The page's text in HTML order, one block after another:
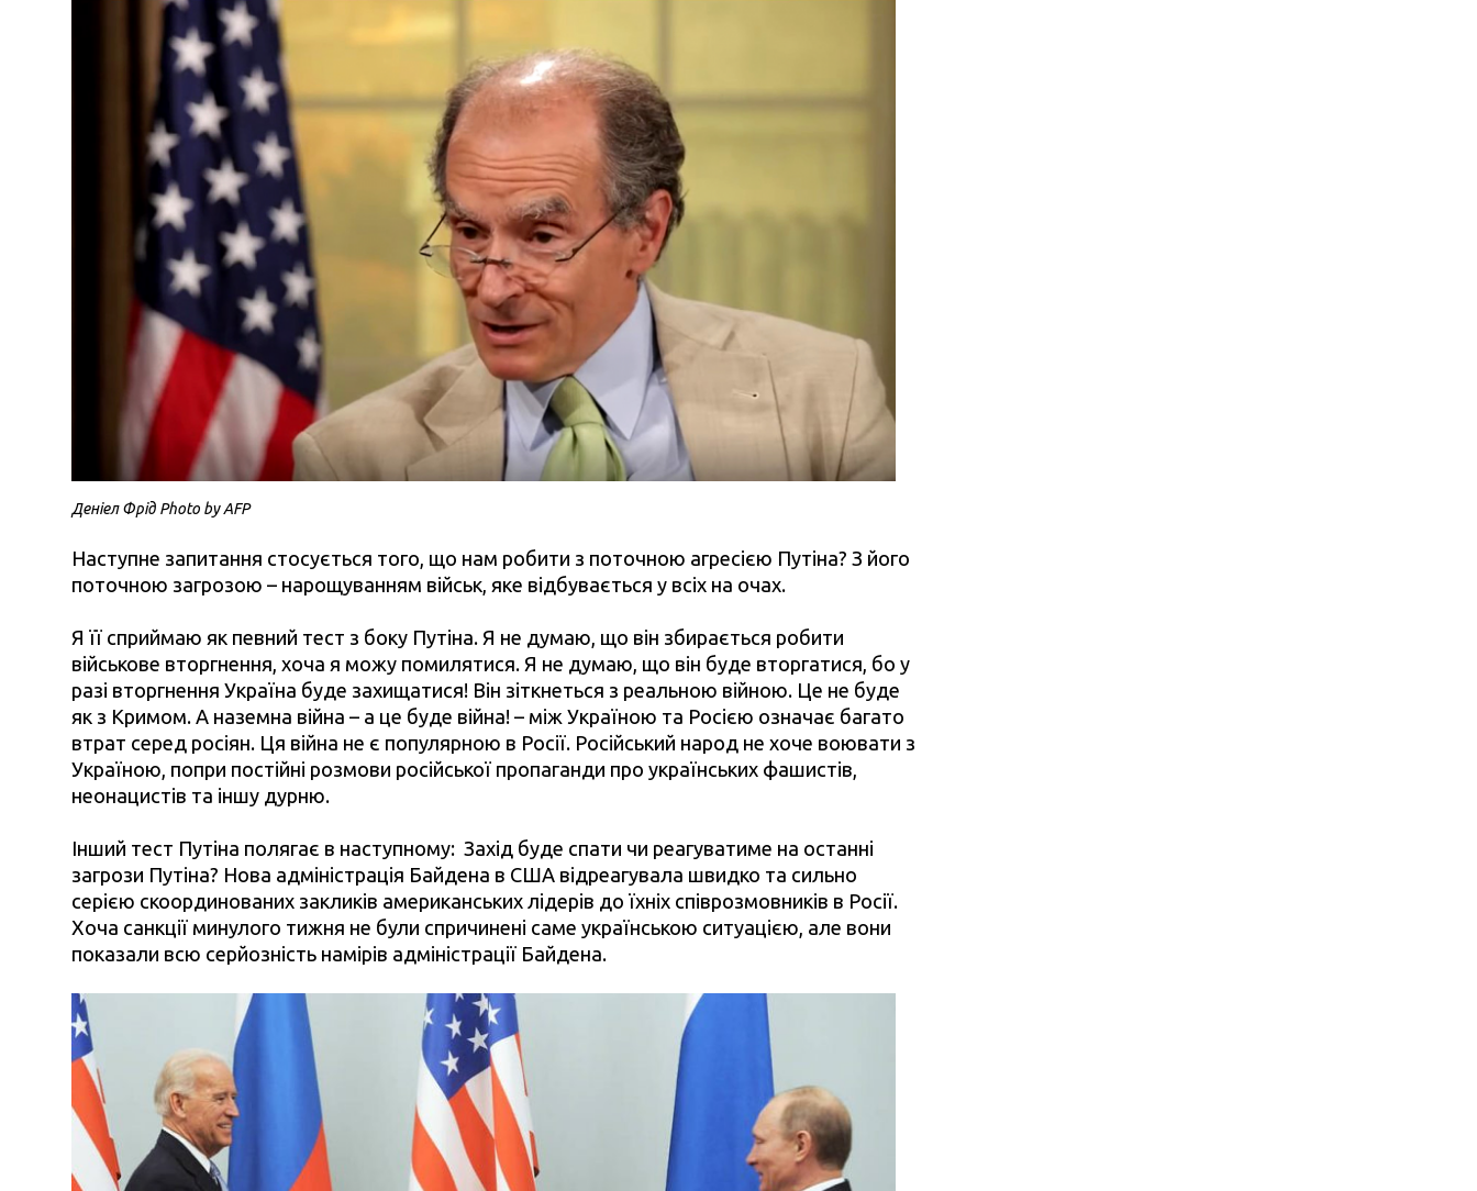
Деніел Фрід Photo by AFP
Наступне запитання стосується того, що нам робити з поточною агресією Путіна? З його
поточною загрозою – нарощуванням військ, яке відбувається у всіх на очах.
Я її сприймаю як певний тест з боку Путіна. Я не думаю, що він збирається робити
військове вторгнення, хоча я можу помилятися. Я не думаю, що він буде вторгатися, бо у
разі вторгнення Україна буде захищатися! Він зіткнеться з реальною війною. Це не буде
як з Кримом. А наземна війна – а це буде війна! – між Україною та Росією означає багато
втрат серед росіян. Ця війна не є популярною в Росії. Російський народ не хоче воювати з
Україною, попри постійні розмови російської пропаганди про українських фашистів,
неонацистів та іншу дурню.
Інший тест Путіна полягає в наступному: Захід буде спати чи реагуватиме на останні
загрози Путіна? Нова адміністрація Байдена в США відреагувала швидко та сильно
серією скоординованих закликів американських лідерів до їхніх співрозмовників в Росії.
Хоча санкції минулого тижня не були спричинені саме українською ситуацією, але вони
показали всю серйозність намірів адміністрації Байдена.